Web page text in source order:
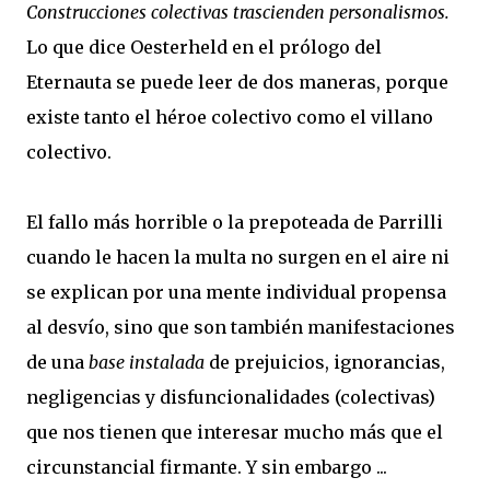
Construcciones colectivas trascienden personalismos.
Lo que dice Oesterheld en el prólogo del
Eternauta se puede leer de dos maneras, porque
existe tanto el héroe colectivo como el villano
colectivo.
El fallo más horrible o la prepoteada de Parrilli
cuando le hacen la multa no surgen en el aire ni
se explican por una mente individual propensa
al desvío, sino que son también manifestaciones
de una base instalada de prejuicios, ignorancias,
negligencias y disfuncionalidades (colectivas)
que nos tienen que interesar mucho más que el
circunstancial firmante. Y sin embargo ...